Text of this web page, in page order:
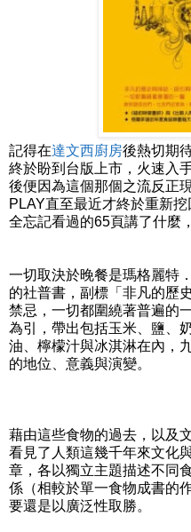
記得在達文西廚房後熱切期
終於盼到台版上市，火速
後便因為這個那個之流反正
PLAY直至最近才終於重新
全忘記看過的65頁講了什麼
一切取決於晚餐是瑪格麗特
的社普書，副標「非凡的歷
禁忌，一切都圍繞著普遍的
為引，帶出包括玉米、鹽、
油、檸檬汁與冰淇淋在內，
的地位、意義與演變。
藉由這些食物的過去，以及
看見了人類這幾千年來文化
章，各以獨立主題描述不同
係（相較於單一食物成書的
要還是以廣泛性取勝。